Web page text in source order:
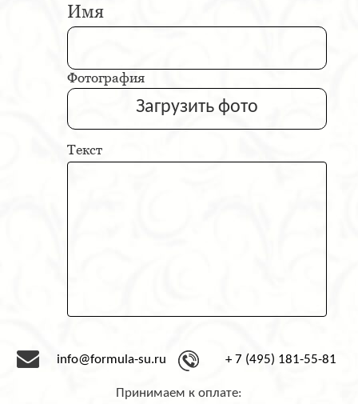
Имя
Фотография
Загрузить фото
Текст
info@formula-su.ru + 7 (495) 181-55-81
Принимаем к оплате: